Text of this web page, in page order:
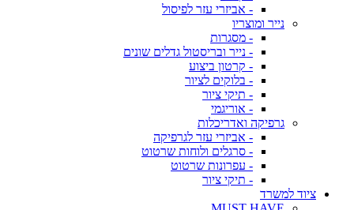
- אביזרי עזר לפיסול
נייר ומוצריו
- מסגרות
- נייר ובריסטול גדלים שונים
- קרטון ביצוע
- בלוקים לציור
- תיקי ציור
- אוריגמי
גרפיקה ואדריכלות
- אביזרי עזר לגרפיקה
- סרגלים ולוחות שרטוט
- עפרונות שרטוט
- תיקי ציור
ציוד למשרד